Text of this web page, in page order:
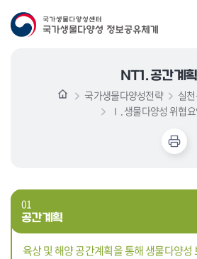
NT1. 공간계획
국가생물다양성전략
실
Ⅰ. 생물다양성 위협
01
공간계획
육상 및 해양 공간계획을 통해 생물다양성